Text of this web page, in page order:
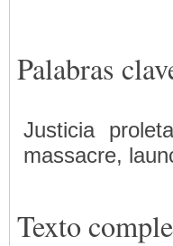
Palabras
Justicia
massacre,
Texto